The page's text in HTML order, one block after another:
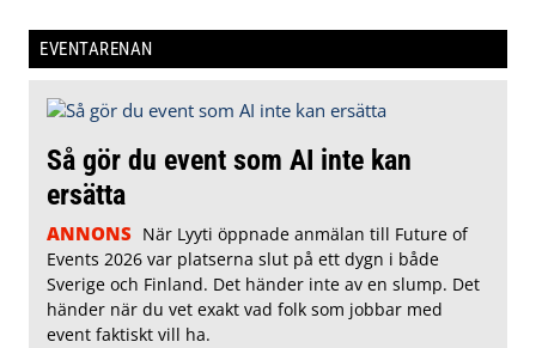
EVENTARENAN
Så gör du event som AI inte kan
ersätta
ANNONS När Lyyti öppnade anmälan till Future of
Events 2026 var platserna slut på ett dygn i både
Sverige och Finland. Det händer inte av en slump. Det
händer när du vet exakt vad folk som jobbar med
event faktiskt vill ha.